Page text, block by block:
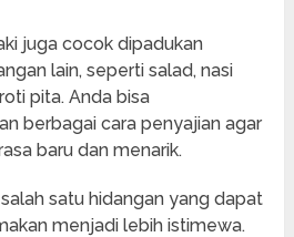
juga cocok dipadukan
lain, seperti salad, nasi
pita. Anda bisa
berbagai cara penyajian agar
baru dan menarik.
satu hidangan yang dapat
menjadi lebih istimewa.